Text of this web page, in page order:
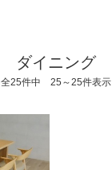
ダイニング
全25件中 25～25件表示